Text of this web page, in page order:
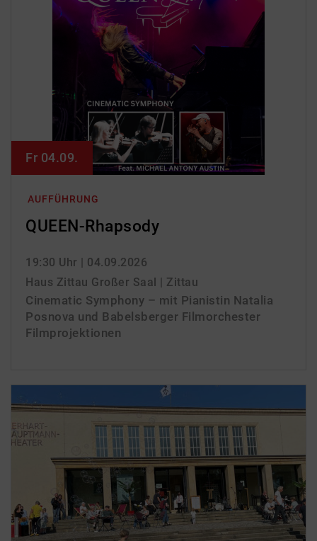
AUFFÜHRUNG
QUEEN-Rhapsody
19:30 Uhr | 04.09.2026
Haus Zittau Großer Saal | Zittau
Cinematic Symphony – mit Pianistin Natalia
Posnova und Babelsberger Filmorchester
Filmprojektionen
Fr 04.09.